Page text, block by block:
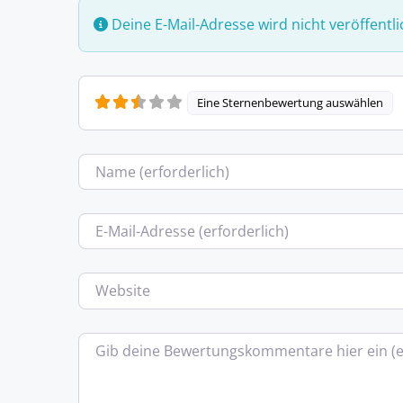
Deine E-Mail-Adresse wird nicht
Eine Sternenbewertung auswählen
Name
E-Mail
Website
Bewertungstext